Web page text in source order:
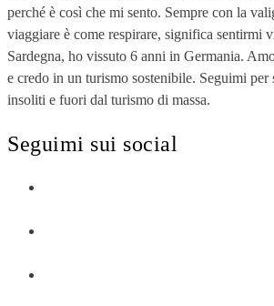
perché è così che mi sento. Sempre con la
viaggiare è come respirare, significa sentirmi
Sardegna, ho vissuto 6 anni in Germania.
e credo in un turismo sostenibile. Seguimi per
insoliti e fuori dal turismo di massa.
Seguimi sui social